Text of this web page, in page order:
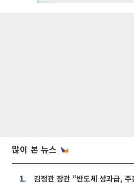
많이 본 뉴스
1.